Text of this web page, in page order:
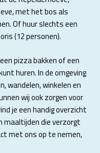
met het bos als
Of huur slechts een
(12 personen).
pizza bakken of een
huren. In de omgeving
wandelen, winkelen en
wij ook zorgen voor
je een handig overzicht
maaltijden die verzorgt
met ons op te nemen,